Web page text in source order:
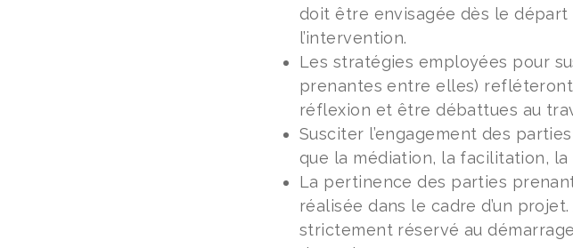
doit être envisagée dès le
l’intervention.
Les stratégies employées pour
prenantes entre elles)
réflexion et être débattues au
Susciter l’engagement des
que la médiation, la facilitation,
La pertinence des parties
réalisée dans le cadre d’un
strictement réservé au